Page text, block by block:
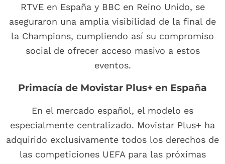
RTVE en España y BBC en Reino Unido, se
aseguraron una amplia visibilidad de la final de
la Champions, cumpliendo así su compromiso
social de ofrecer acceso masivo a estos
eventos.
Primacía de Movistar Plus+ en España
En el mercado español, el modelo es
especialmente centralizado. Movistar Plus+ ha
adquirido exclusivamente todos los derechos de
las competiciones UEFA para las próximas